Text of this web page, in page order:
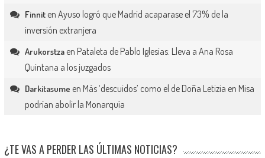
Finniten Ayuso logró que Madrid acaparase el 73% de la
inversión extranjera
Arukorstzaen Pataleta de Pablo Iglesias: Lleva a Ana Rosa
Quintana a los juzgados
Darkitasume en Más ‘descuidos’ como el de Doña Letizia en Misa
podrían abolir la Monarquía
¿TE VAS A PERDER LAS ÚLTIMAS NOTICIAS?